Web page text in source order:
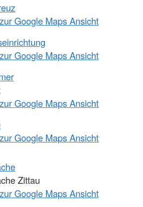
Google Maps Ansicht
Google Maps Ansicht
Google Maps Ansicht
Google Maps Ansicht
Zittau
Google Maps Ansicht